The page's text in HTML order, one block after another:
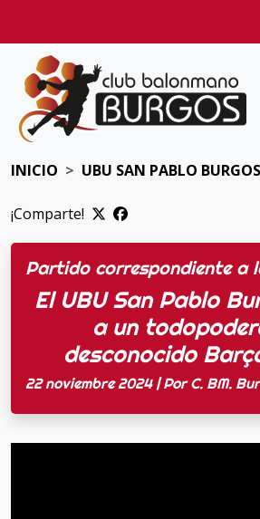
INICIO UBU SAN PABLO
¡Comparte!
Partido correspondiente a
El UBU San Pablo
a un
desconocido
22 noviembre 2024 | Por C. BM.